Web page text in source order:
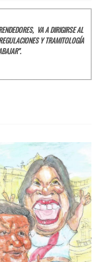
VA A DIRIGIRSE AL
Y TRAMITOLOGÍA